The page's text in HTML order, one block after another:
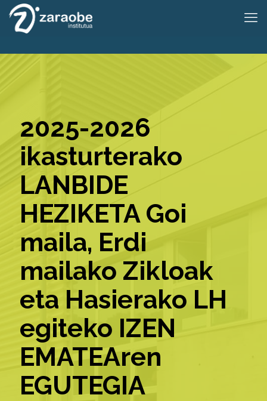
2025-2026
ikasturterako
LANBIDE
HEZIKETA Goi
maila, Erdi
mailako Zikloak
eta Hasierako LH
egiteko IZEN
EMATEAren
EGUTEGIA